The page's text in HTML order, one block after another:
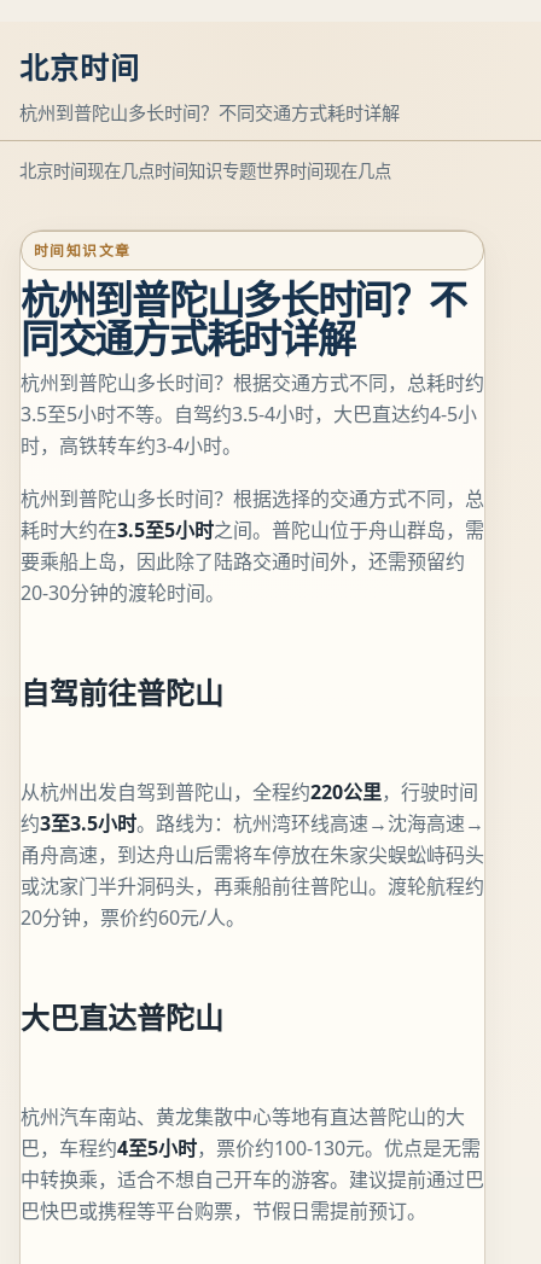
北京时间
杭州到普陀山多长时间？不同交通方式耗时详解
北京时间现在几点时间知识专题世界时间现在几点
时间知识文章
杭州到普陀山多长时间？不
同交通方式耗时详解
杭州到普陀山多长时间？根据交通方式不同，总耗时约
3.5至5小时不等。自驾约3.5-4小时，大巴直达约4-5小
时，高铁转车约3-4小时。
杭州到普陀山多长时间？根据选择的交通方式不同，总
耗时大约在3.5至5小时之间。普陀山位于舟山群岛，需
要乘船上岛，因此除了陆路交通时间外，还需预留约
20-30分钟的渡轮时间。
自驾前往普陀山
从杭州出发自驾到普陀山，全程约220公里，行驶时间
约3至3.5小时。路线为：杭州湾环线高速→沈海高速→
甬舟高速，到达舟山后需将车停放在朱家尖蜈蚣峙码头
或沈家门半升洞码头，再乘船前往普陀山。渡轮航程约
20分钟，票价约60元/人。
大巴直达普陀山
杭州汽车南站、黄龙集散中心等地有直达普陀山的大
巴，车程约4至5小时，票价约100-130元。优点是无需
中转换乘，适合不想自己开车的游客。建议提前通过巴
巴快巴或携程等平台购票，节假日需提前预订。